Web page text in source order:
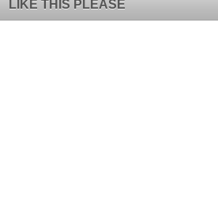
LIKE THIS PLEASE